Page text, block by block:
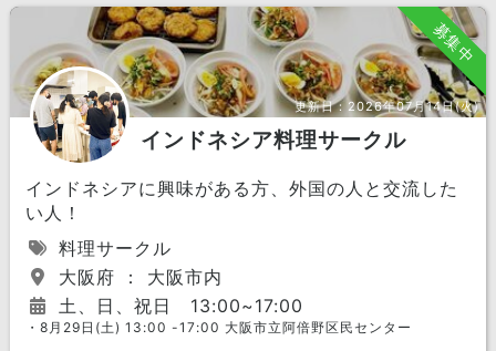
募集中
更新日： 2026年07月14日(火)
インドネシア料理サークル
インドネシアに興味がある方、外国の人と交流した
い人！
料理サークル
大阪府 ： 大阪市内
土、日、祝日 13:00~17:00
・8月29日(土) 13:00 -17:00 大阪市立阿倍野区民センター